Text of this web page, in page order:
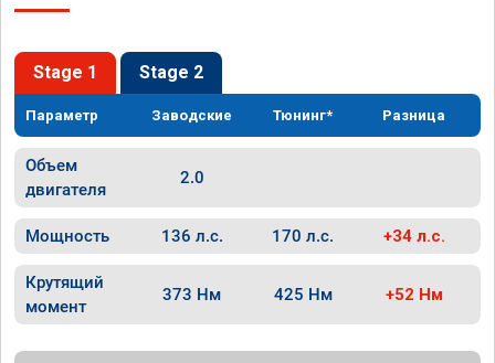
Stage 1 Stage 2
Параметр Заводские Тюнинг* Разница
Объем
двигателя
2.0
Мощность 136 л.с. 170 л.с. +34 л.с.
Крутящий
момент
373 Нм 425 Нм +52 Нм